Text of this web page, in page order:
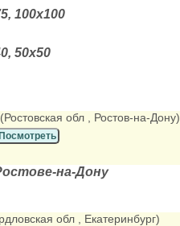
100х100
50х50
, (Ростовская обл , Ростов-на-Дону)
Посмотреть
на-Дону
обл , Екатеринбург)